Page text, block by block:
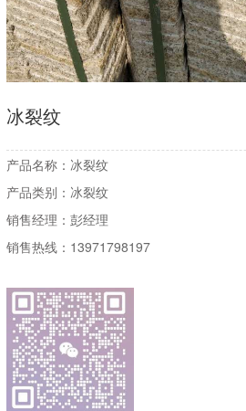
冰裂纹
产品名称： 冰裂纹
产品类别： 冰裂纹
销售经理：彭经理
销售热线： 13971798197